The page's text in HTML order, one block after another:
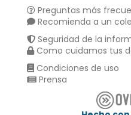
Preguntas más
Recomienda a un
Seguridad de la
Como cuidamos tus
Condiciones de uso
Prensa